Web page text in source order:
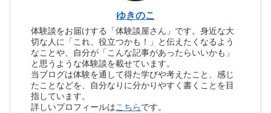
ゆきのこ
体験談をお届けする「体験談屋さん」です。身近な大
切な人に「これ、役立つかも！」と伝えたくなるよう
なことや、自分が「こんな記事があったらいいかも」
と思うような体験談を載せています。
当ブログは体験を通して得た学びや考えたこと、感じ
たことなどを、自分なりに分かりやすく書くことを目
指しています。
詳しいプロフィールはこちらです。